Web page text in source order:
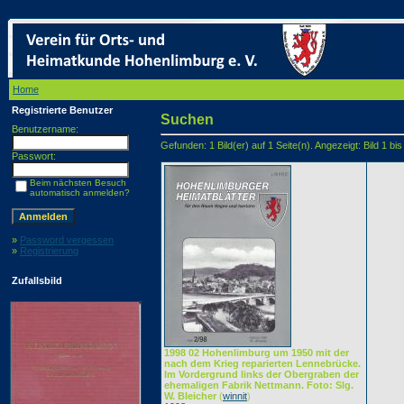
Home
Registrierte Benutzer
Benutzername:
Passwort:
Beim nächsten Besuch
automatisch anmelden?
» Password vergessen
» Registrierung
Zufallsbild
Suchen
Gefunden: 1 Bild(er) auf 1 Seite(n). Angezeigt: Bild 1 bis
1998 02 Hohenlimburg um 1950 mit der
nach dem Krieg reparierten Lennebrücke.
Im Vordergrund links der Obergraben der
ehemaligen Fabrik Nettmann. Foto: Slg.
W. Bleicher (winnit)